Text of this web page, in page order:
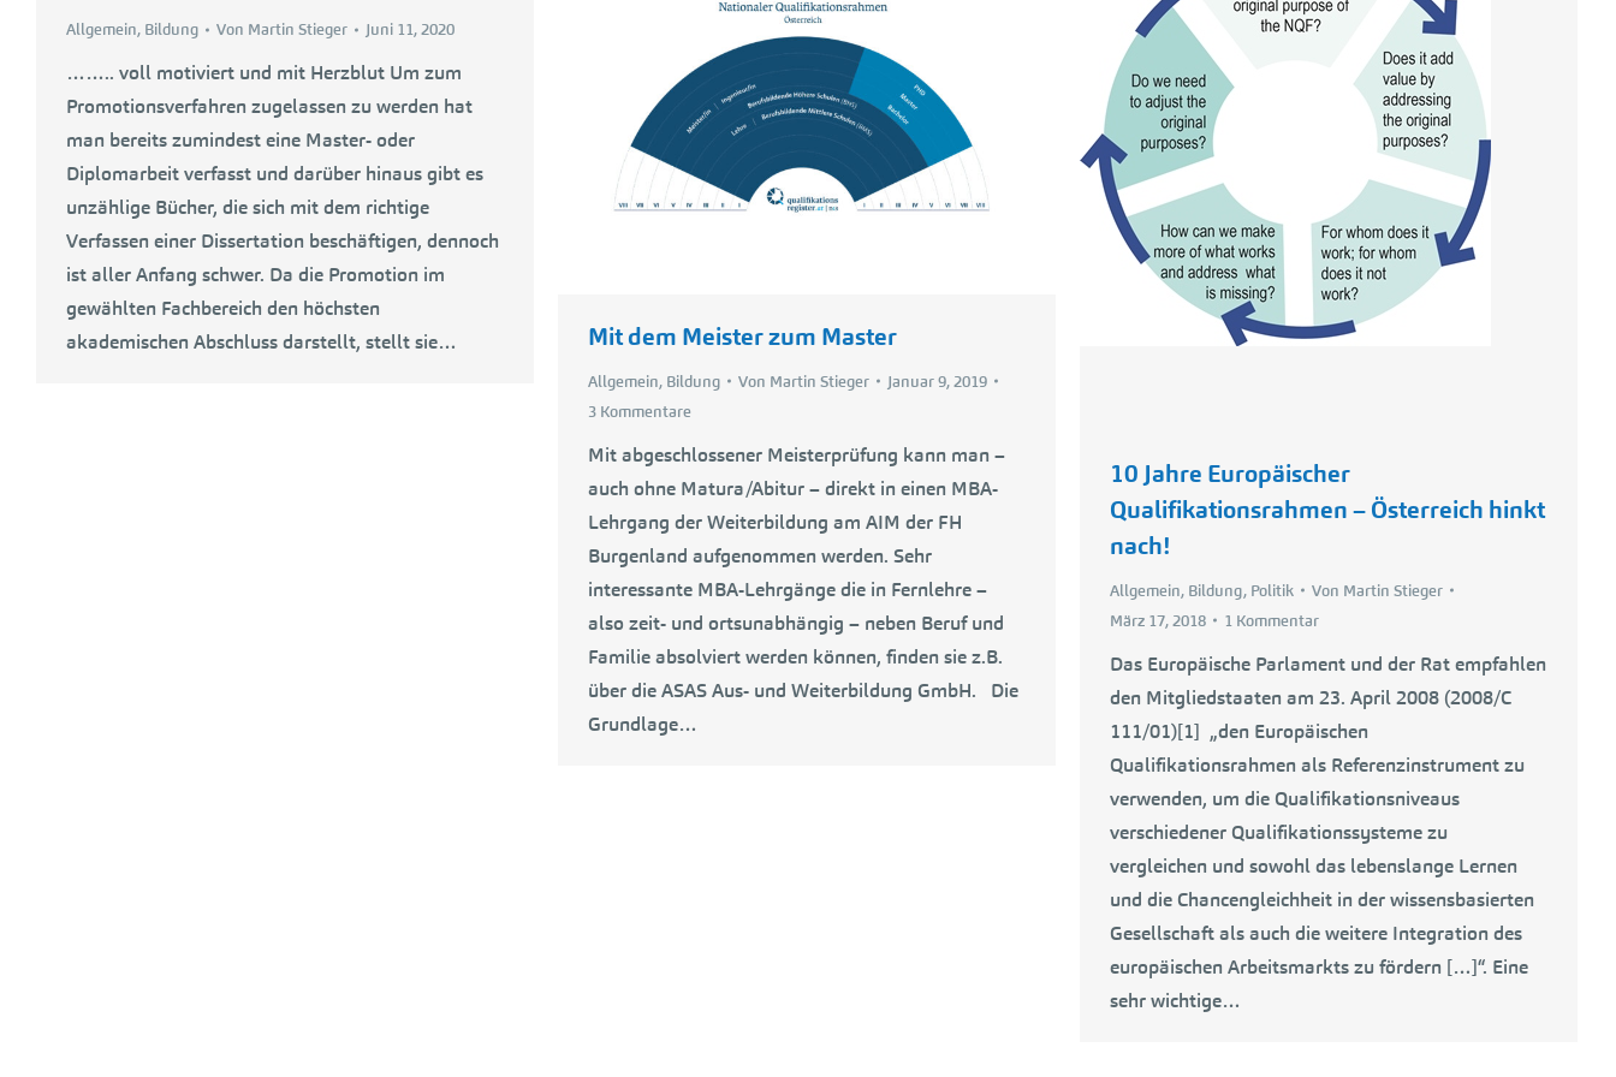
Allgemein, Bildung Von Martin Stieger Juni 11, 2020
…….. voll motiviert und mit Herzblut Um zum
Promotionsverfahren zugelassen zu werden hat
man bereits zumindest eine Master- oder
Diplomarbeit verfasst und darüber hinaus gibt es
unzählige Bücher, die sich mit dem richtige
Verfassen einer Dissertation beschäftigen, dennoch
ist aller Anfang schwer. Da die Promotion im
gewählten Fachbereich den höchsten
akademischen Abschluss darstellt, stellt sie…
Mit dem Meister zum Master
Allgemein, Bildung Von Martin Stieger
Januar 9, 2019
3 Kommentare
Mit abgeschlossener Meisterprüfung kann man –
auch ohne Matura/Abitur – direkt in einen MBA-
Lehrgang der Weiterbildung am AIM der FH
Burgenland aufgenommen werden. Sehr
interessante MBA-Lehrgänge die in Fernlehre –
also zeit- und ortsunabhängig – neben Beruf und
Familie absolviert werden können, finden sie z.B.
über die ASAS Aus- und Weiterbildung GmbH. Die
Grundlage…
10 Jahre Europäischer
Qualifikationsrahmen – Österreich hinkt
nach!
Allgemein, Bildung, Politik Von Martin Stieger
März 17, 2018
1 Kommentar
Das Europäische Parlament und der Rat empfahlen
den Mitgliedstaaten am 23. April 2008 (2008/C
111/01)[1] „den Europäischen
Qualifikationsrahmen als Referenzinstrument zu
verwenden, um die Qualifikationsniveaus
verschiedener Qualifikationssysteme zu
vergleichen und sowohl das lebenslange Lernen
und die Chancengleichheit in der wissensbasierten
Gesellschaft als auch die weitere Integration des
europäischen Arbeitsmarkts zu fördern […]“. Eine
sehr wichtige…